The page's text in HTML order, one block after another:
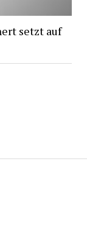
setzt auf